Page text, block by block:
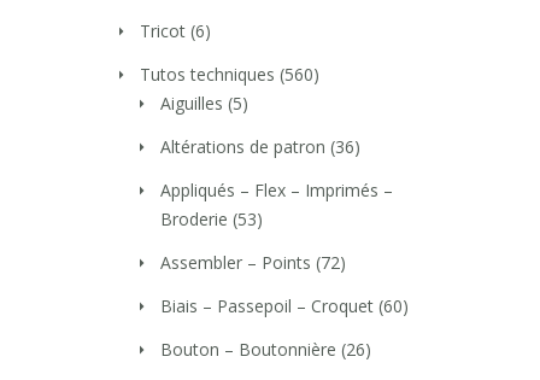
Tricot (6)
Tutos techniques (560)
Aiguilles (5)
Altérations de patron (36)
Appliqués – Flex – Imprimés –
Broderie (53)
Assembler – Points (72)
Biais – Passepoil – Croquet (60)
Bouton – Boutonnière (26)